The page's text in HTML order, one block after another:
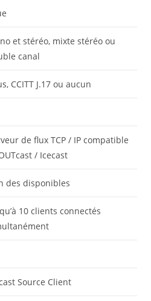
et stéréo, mixte stéréo ou
canal
CCITT J.17 ou aucun
de flux TCP / IP compatible
/ Icecast
des disponibles
10 clients connectés
Source Client